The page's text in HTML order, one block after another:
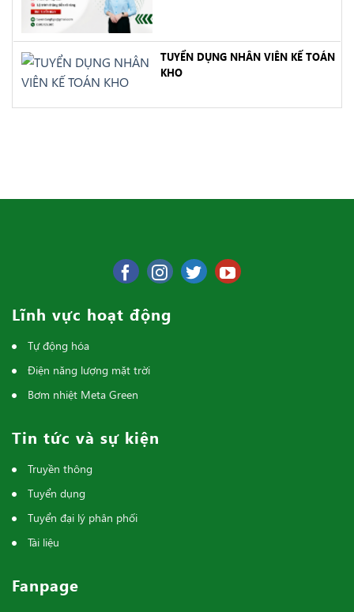
TUYỂN DỤNG NHÂN VIÊN KẾ TOÁN
KHO
Lĩnh vực hoạt động
Tự động hóa
Điện năng lượng mặt trời
Bơm nhiệt Meta Green
Tin tức và sự kiện
Truyền thông
Tuyển dụng
Tuyển đại lý phân phối
Tài liệu
Fanpage